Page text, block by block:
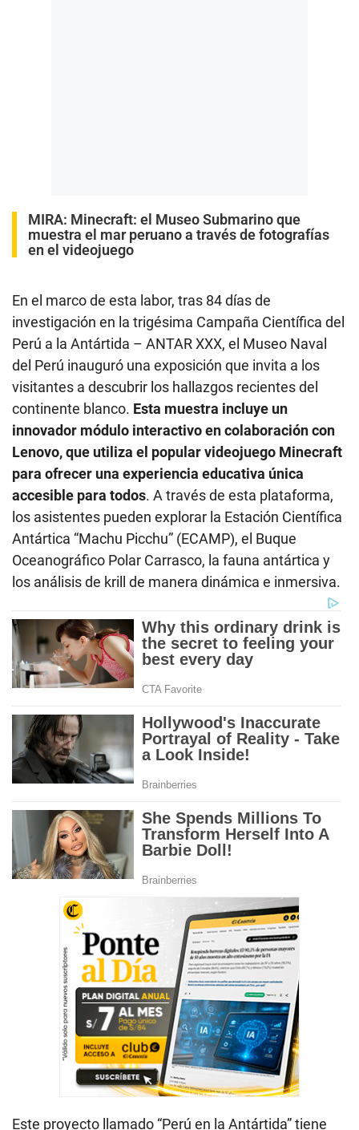
MIRA: Minecraft: el Museo Submarino que
muestra el mar peruano a través de fotografías
en el videojuego
En el marco de esta labor, tras 84 días de
investigación en la trigésima Campaña Científica del
Perú a la Antártida – ANTAR XXX, el Museo Naval
del Perú inauguró una exposición que invita a los
visitantes a descubrir los hallazgos recientes del
continente blanco. Esta muestra incluye un
innovador módulo interactivo en colaboración con
Lenovo, que utiliza el popular videojuego Minecraft
para ofrecer una experiencia educativa única
accesible para todos. A través de esta plataforma,
los asistentes pueden explorar la Estación Científica
Antártica “Machu Picchu” (ECAMP), el Buque
Oceanográfico Polar Carrasco, la fauna antártica y
los análisis de krill de manera dinámica e inmersiva.
Este proyecto llamado “Perú en la Antártida” tiene